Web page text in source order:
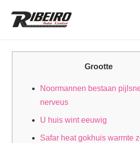
Grootte
Noormannen bestaan
nerveus
U huis wint eeuwig
Safar heat gokhuis warmte